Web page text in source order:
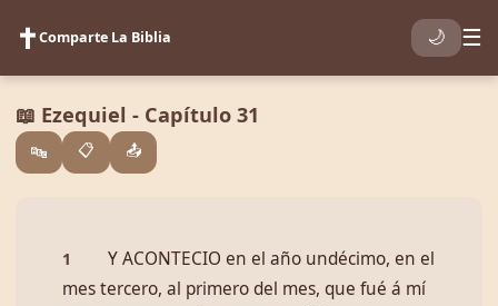
✝️Comparte La Biblia 🌙 ☰
📖 Ezequiel - Capítulo 31
🔤 📋 📤
1
Y ACONTECIO en el año undécimo, en el
mes tercero, al primero del mes, que fué á mí